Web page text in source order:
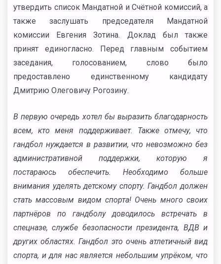
утвердить список Мандатной и Счётной комиссий, а
также заслушать председателя Мандатной
комиссии Евгения Зотина. Доклад был также
принят единогласно. Перед главным событием
заседания, голосованием, слово было
предоставлено единственному кандидату
Дмитрию Олеговичу Рогозину.
В первую очередь хотел бы выразить благодарность
всем, кто меня поддерживает. Также отмечу, что
гандбол нуждается в развитии, что невозможно без
административной поддержки, которую я
постараюсь обеспечить. Необходимо больше
внимания уделять детскому спорту. Гандбол должен
стать массовым видом спорта! Очень много своих
партнёров по гандболу доводилось встречать в
спецназе, службе безопасности президента, ВДВ и
других областях. Гандбол это очень атлетичный вид
спорта, и для нас является небольшим упрёком, что